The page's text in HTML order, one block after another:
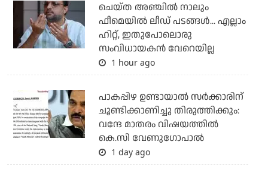
ചെയ്ത അഞ്ചില്‍ നാലും
ഫീമെയില്‍ ലീഡ് പടങ്ങള്‍... എല്ലാം
ഹിറ്റ്, ഇതുപോലൊരു
സംവിധായകന്‍ വേറെയില്ല
1 hour ago
പാകപ്പിഴ ഉണ്ടായാല്‍ സര്‍ക്കാരിന്
ചൂണ്ടിക്കാണിച്ചു തിരുത്തിക്കും:
വന്ദേ മാതരം വിഷയത്തില്‍
കെ.സി വേണുഗോപാല്‍
1 day ago